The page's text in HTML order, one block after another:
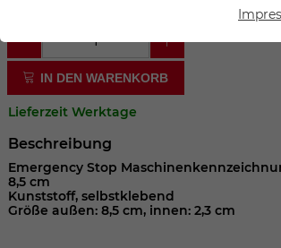
IN DEN WARENKORB
Lieferzeit Werktage
Beschreibung
Emergency Stop
8,5 cm
Kunststoff, selbstklebend
Größe außen: 8,5 cm, innen: 2,3 cm
Essenzielle Cookies werden für
die Webseite einwandfrei funktioniert.
Name cookie_optin
Laufzeit 1 Jahr
Dieses Cookie wird
Cookie-Informationen